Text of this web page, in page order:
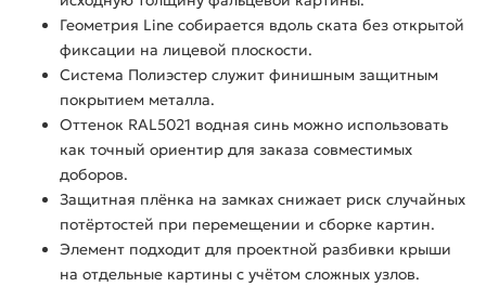
Геометрия Line собирается вдоль ската без открытой
фиксации на лицевой плоскости.
Система Полиэстер служит финишным защитным
покрытием металла.
Оттенок RAL5021 водная синь можно использовать
как точный ориентир для заказа совместимых
доборов.
Защитная плёнка на замках снижает риск случайных
потёртостей при перемещении и сборке картин.
Элемент подходит для проектной разбивки крыши
на отдельные картины с учётом сложных узлов.